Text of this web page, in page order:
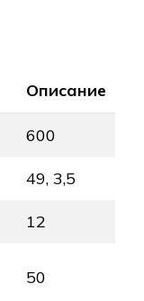
Описание
600
49, 3,5
12
50